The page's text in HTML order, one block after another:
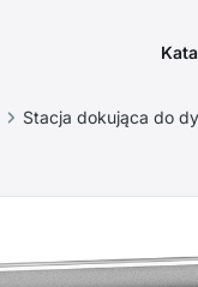
Stacja dokująca do